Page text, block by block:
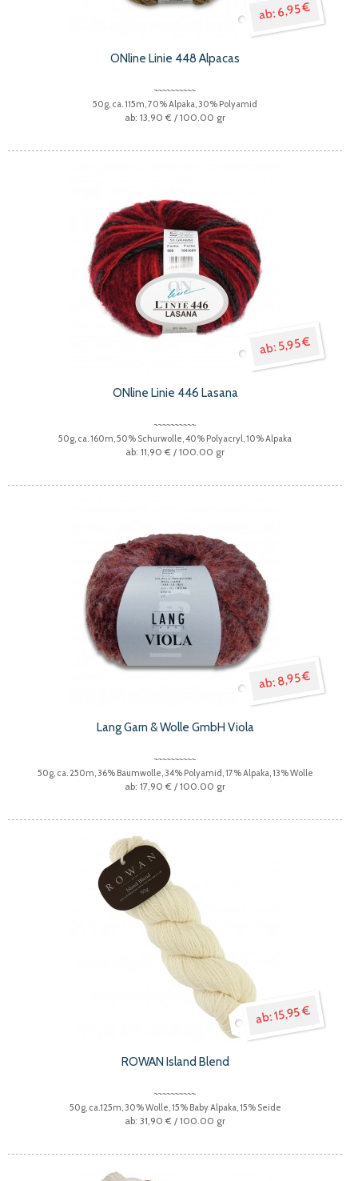
6,95 €
ONline Linie 448 Alpacas
50g, ca. 115m, 70% Alpaka, 30% Polyamid
13,90 € / 100.00 gr
5,95 €
ONline Linie 446 Lasana
50g, ca. 160m, 50% Schurwolle, 40% Polyacryl, 10% Alpaka
11,90 € / 100.00 gr
8,95 €
Lang Garn & Wolle GmbH Viola
50g, ca. 250m, 36% Baumwolle, 34% Polyamid, 17% Alpaka, 13% Wolle
17,90 € / 100.00 gr
15,95 €
ROWAN Island Blend
50g, ca.125m, 30% Wolle, 15% Baby Alpaka, 15% Seide
31,90 € / 100.00 gr